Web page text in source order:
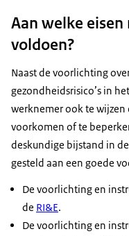
Aan welke
voldoen?
Naast de voorlichting
gezondheidsrisico’s in
werknemer ook te wijzen
voorkomen of te
deskundige bijstand in
gesteld aan een goede
De voorlichting en
de RI&E.
De voorlichting en